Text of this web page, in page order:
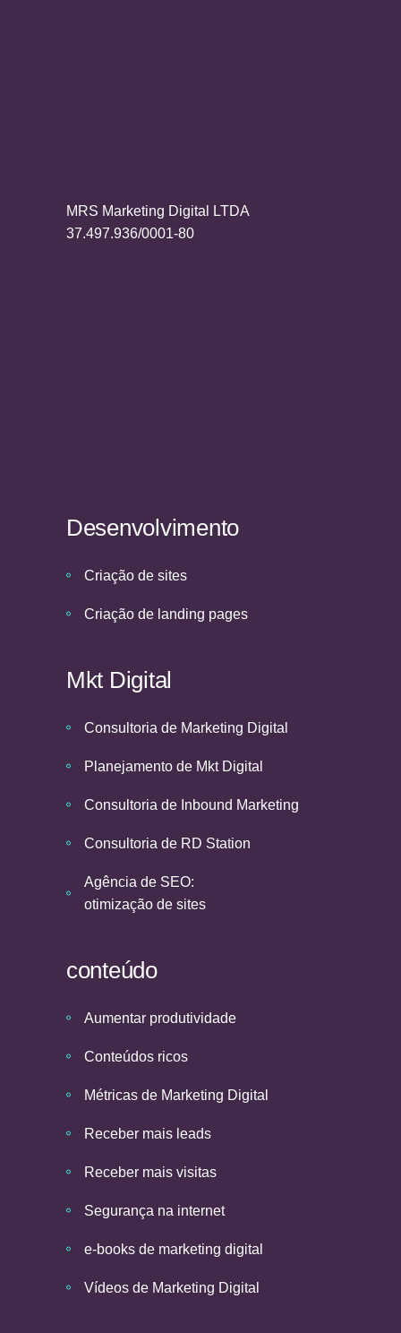
MRS Marketing Digital LTDA
37.497.936/0001-80
Desenvolvimento
Criação de sites
Criação de landing pages
Mkt Digital
Consultoria de Marketing Digital
Planejamento de Mkt Digital
Consultoria de Inbound Marketing
Consultoria de RD Station
Agência de SEO:
otimização de sites
conteúdo
Aumentar produtividade
Conteúdos ricos
Métricas de Marketing Digital
Receber mais leads
Receber mais visitas
Segurança na internet
e-books de marketing digital
Vídeos de Marketing Digital